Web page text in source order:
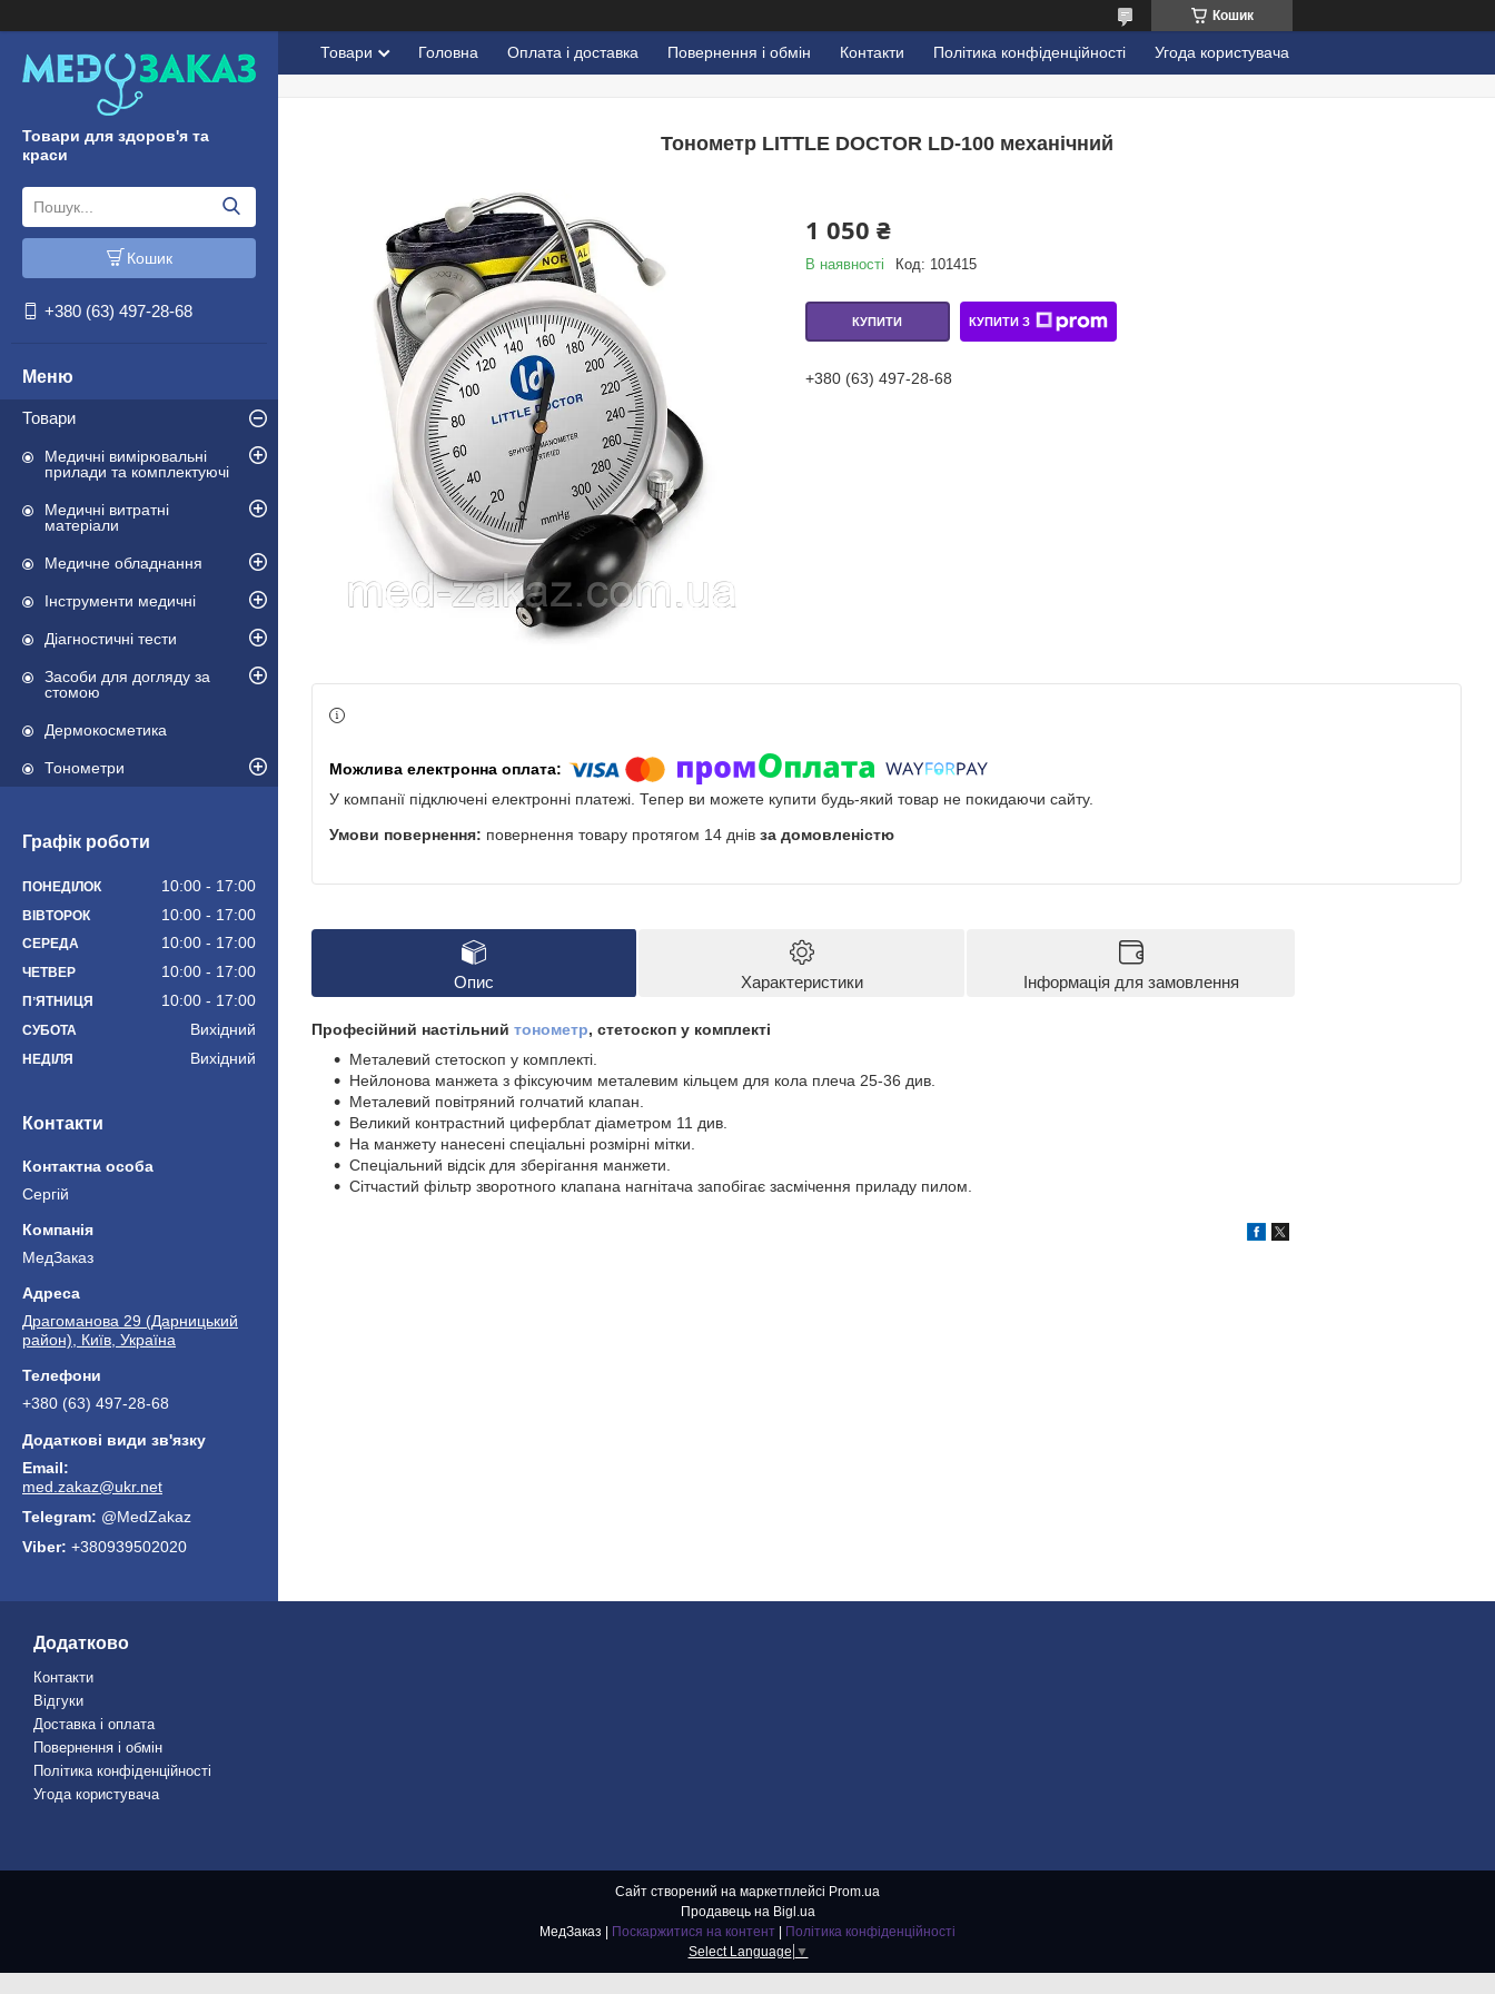
Кошик
Товари для здоров'я та
краси
Кошик
+380 (63) 497-28-68
Товари
Медичні вимірювальні
прилади та комплектуючі
Медичні витратні
матеріали
Медичне обладнання
Інструменти медичні
Діагностичні тести
Засоби для догляду за
стомою
Дермокосметика
Тонометри
Графік роботи
ПОНЕДІЛОК 10:00 17:00
ВІВТОРОК 10:00 17:00
СЕРЕДА 10:00 17:00
ЧЕТВЕР 10:00 17:00
ПʼЯТНИЦЯ 10:00 17:00
СУБОТА Вихідний
НЕДІЛЯ Вихідний
Контакти
Сергій
МедЗаказ
Драгоманова 29 (Дарницький
район), Київ, Україна
+380 (63) 497-28-68
med.zakaz@ukr.net
@MedZakaz
+380939502020
Товари Головна Оплата і доставка Повернення і обмін Контакти Політика конфіденційності Угода користувача
Тонометр LITTLE DOCTOR LD-100 механічний
1 050 ₴
В наявності Код: 101415
КУПИТИ КУПИТИ З
+380 (63) 497-28-68
У компанії підключені електронні платежі. Тепер ви можете купити будь-який товар не покидаючи сайту.
повернення товару протягом 14 днів за домовленістю
Опис Характеристики Інформація для замовлення
Професійний настільний тонометр, стетоскоп у комплекті
Металевий стетоскоп у комплекті.
Нейлонова манжета з фіксуючим металевим кільцем для кола плеча 25-36 див.
Металевий повітряний голчатий клапан.
Великий контрастний циферблат діаметром 11 див.
На манжету нанесені спеціальні розмірні мітки.
Спеціальний відсік для зберігання манжети.
Сітчастий фільтр зворотного клапана нагнітача запобігає засмічення приладу пилом.
Додатково
Контакти
Відгуки
Доставка і оплата
Повернення і обмін
Політика конфіденційності
Угода користувача
Сайт створений на маркетплейсі Prom.ua
Продавець на Bigl.ua
МедЗаказ | Поскаржитися на контент | Політика конфіденційності
Select Language ▼